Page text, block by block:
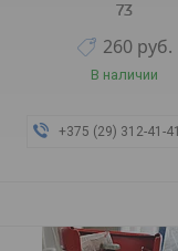
73
260 руб.
В наличии
+375 (29) 312-41-41